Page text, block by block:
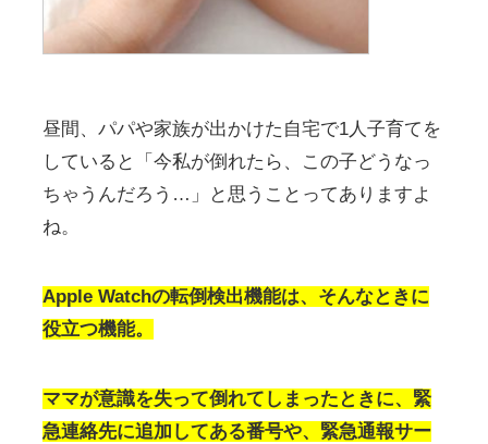
昼間、パパや家族が出かけた自宅で1人子育てを
していると「今私が倒れたら、この子どうなっ
ちゃうんだろう…」と思うことってありますよ
ね。
Apple Watchの転倒検出機能は、そんなときに
役立つ機能。
ママが意識を失って倒れてしまったときに、緊
急連絡先に追加してある番号や、緊急通報サー